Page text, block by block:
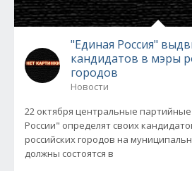
"Единая Россия"
кандидатов в мэры
городов
Новости
22 октября центральные
России" определят своих
российских городов на
должны состоятся в